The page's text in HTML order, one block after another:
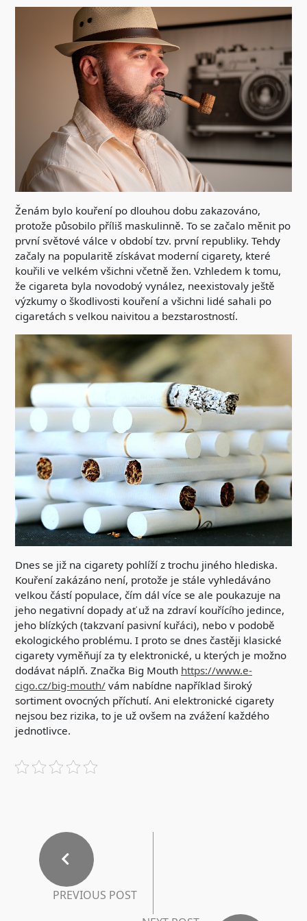
Ženám bylo kouření po dlouhou dobu zakazováno,
protože působilo příliš maskulinně. To se začalo měnit po
první světové válce v období tzv. první republiky. Tehdy
začaly na popularitě získávat moderní cigarety, které
kouřili ve velkém všichni včetně žen. Vzhledem k tomu,
že cigareta byla novodobý vynález, neexistovaly ještě
výzkumy o škodlivosti kouření a všichni lidé sahali po
cigaretách s velkou naivitou a bezstarostností.
Dnes se již na cigarety pohlíží z trochu jiného hlediska.
Kouření zakázáno není, protože je stále vyhledáváno
velkou částí populace, čím dál více se ale poukazuje na
jeho negativní dopady ať už na zdraví kouřícího jedince,
jeho blízkých (takzvaní pasivní kuřáci), nebo v podobě
ekologického problému. I proto se dnes častěji klasické
cigarety vyměňují za ty elektronické, u kterých je možno
dodávat náplň. Značka Big Mouth https://www.e-
cigo.cz/big-mouth/ vám nabídne například široký
sortiment ovocných příchutí. Ani elektronické cigarety
nejsou bez rizika, to je už ovšem na zvážení každého
jednotlivce.
PREVIOUS POST